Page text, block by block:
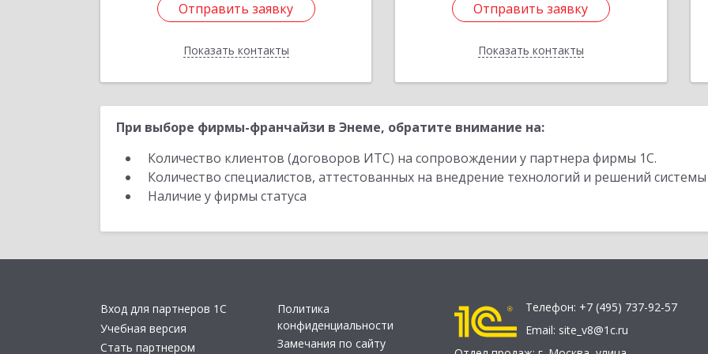
Отправить заявку
Показать контакты
Отправить заявку
Назад
Отправить заявку
Показать контакты
Отправить заявку
Назад
При выборе фирмы-франчайзи в Энеме, обратите внимание на:
Количество клиентов (договоров ИТС) на сопровождении у партнера фирмы 1С.
Количество специалистов, аттестованных на внедрение технологий и решений
Наличие у фирмы статуса
Вход для партнеров 1С
Учебная версия
Стать партнером
Политика
конфиденциальности
Замечания по сайту
Телефон: +7 (495) 737-92-57
Email: site_v8@1c.ru